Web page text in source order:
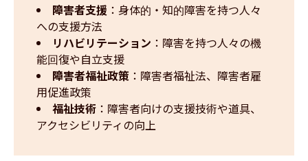
障害者支援 ：身体的・知的障害を持つ人々
への支援方法
リハビリテーション ：障害を持つ人々の機
能回復や自立支援
障害者福祉政策 ：障害者福祉法、障害者雇
用促進政策
福祉技術 ：障害者向けの支援技術や道具、
アクセシビリティの向上